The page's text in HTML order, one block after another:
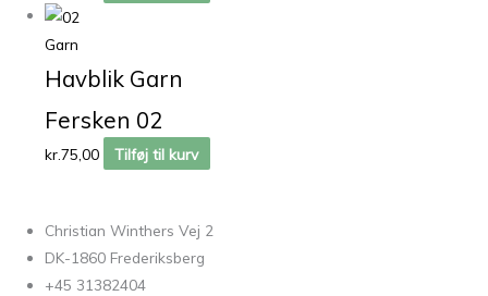
Garn
Havblik Garn
Fersken 02
kr.75,00 Tilføj til kurv
Christian Winthers Vej 2
DK-1860 Frederiksberg
+45 31382404